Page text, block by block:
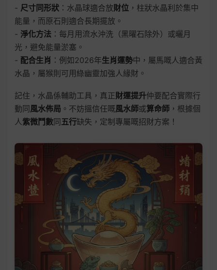
- 尺寸同形狀 ：水晶球適合放財位 ，柱狀水晶利於集中
能量，而原石則適合長期擺放。
- 淨化方法 ：每月用流水沖洗（黑曜石除外）或曬月
光，避免能量淤塞。
- 配合生肖 ：例如2026年生肖運勢中，屬馬嘅人適合黃
水晶，屬猴則可用綠幽靈加強人緣財。
記住，水晶係輔助工具，真正財運提升仲要配合實際行
動同風水佈局 。不妨搵信任嘅風水師或算命師 ，根據個
人紫微鬥數同五行缺失，定制專屬嘅招財方案！